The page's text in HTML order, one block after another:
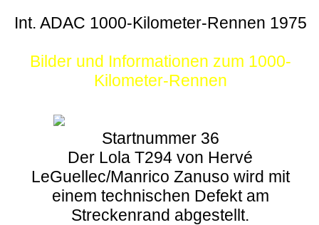
Int. ADAC 1000-Kilometer-Rennen 1975
Bilder und Informationen zum 1000-
Kilometer-Rennen
Startnummer 36
Der Lola T294 von Hervé
LeGuellec/Manrico Zanuso wird mit
einem technischen Defekt am
Streckenrand abgestellt.